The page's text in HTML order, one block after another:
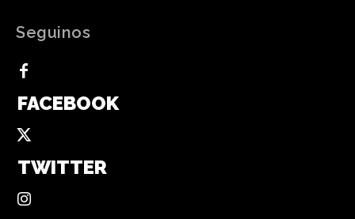
Seguinos
FACEBOOK
TWITTER